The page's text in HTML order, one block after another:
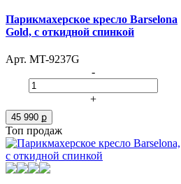
Парикмахерское кресло Barselona
Gold, с откидной спинкой
Арт. MT-9237G
-
+
45 990 ք
Топ продаж